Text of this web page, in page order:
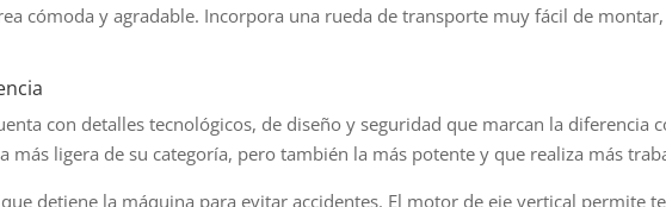
cómoda y agradable. Incorpora una rueda de transporte muy fácil de
con detalles tecnológicos, de diseño y seguridad que marcan la diferencia
más ligera de su categoría, pero también la más potente y que realiza más
detiene la máquina para evitar accidentes. El motor de eje vertical permite